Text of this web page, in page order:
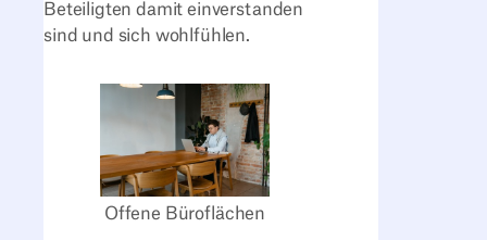
Beteiligten damit einverstanden
sind und sich wohlfühlen.
Offene Büroflächen